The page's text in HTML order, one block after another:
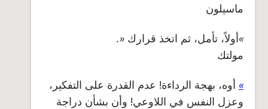
ماسيلون
»أولاً، تأمل، ثم اتخذ قرارك «.
مولتك
» أوه، بهجة الرداءة! عدم القدرة على التفكير،
وعزل النفس في اللاوعي! وأن بشأن دراجة